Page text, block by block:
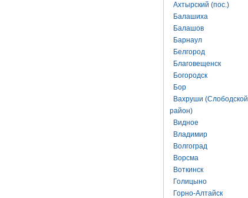
Ахтырский (пос.)
Балашиха
Балашов
Барнаул
Белгород
Благовещенск
Богородск
Бор
Вахруши (Слободской
район)
Видное
Владимир
Волгоград
Ворсма
Воткинск
Голицыно
Горно-Алтайск